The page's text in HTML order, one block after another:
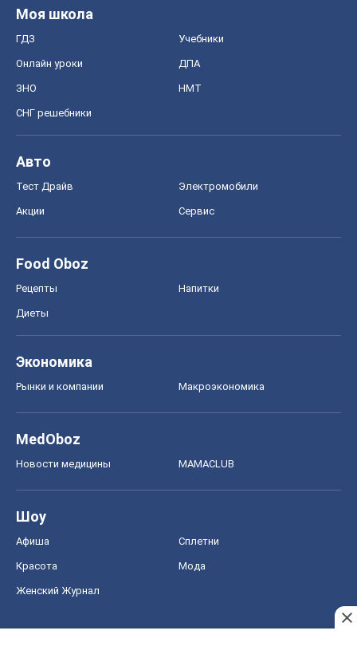
Моя школа
ГДЗ Учебники
Онлайн уроки ДПА
ЗНО НМТ
СНГ решебники
Авто
Тест Драйв Электромобили
Акции Сервис
Food Oboz
Рецепты Напитки
Диеты
Экономика
Рынки и компании Mакроэкономика
MedOboz
Новости медицины MAMACLUB
Шоу
Афиша Сплетни
Красота Мода
Женский Журнал